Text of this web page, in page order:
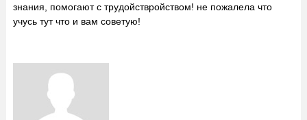
знания, помогают с трудойствройством! не пожалела что
учусь тут что и вам советую!